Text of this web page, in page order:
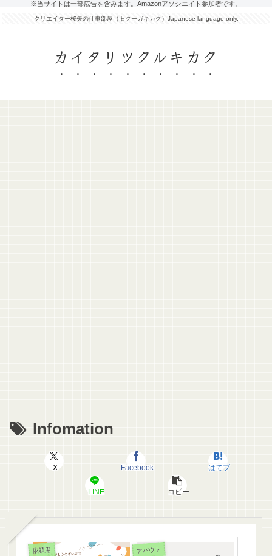
※当サイトは一部広告を含みます。Amazonアソシエイト参加者です。
クリエイター桜矢の仕事部屋（旧クーガキカク）Japanese language only.
カイタリツクルキカク
Infomation
X Facebook はてブ
LINE コピー
依頼用 アバウト